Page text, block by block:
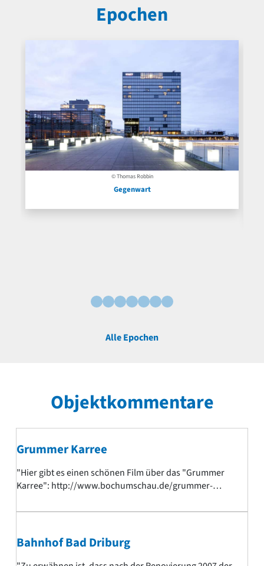
Epoche. Weitere Objekte des Rokoko
auf baukunst-nrw.
Epochen
© Thomas Robbin
Gegenwart
Alle Epochen
Objektkommentare
Grummer Karree
"Hier gibt es einen schönen Film über das "Grummer
Karree": http://www.bochumschau.de/grummer-
Bahnhof Bad Driburg